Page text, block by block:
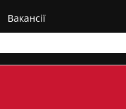
Вакансії